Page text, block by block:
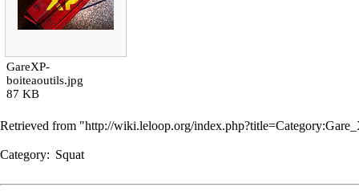
GareXP-
boiteaoutils.jpg
87 KB
Retrieved from "http://wiki.leloop.org/
Category: Squat